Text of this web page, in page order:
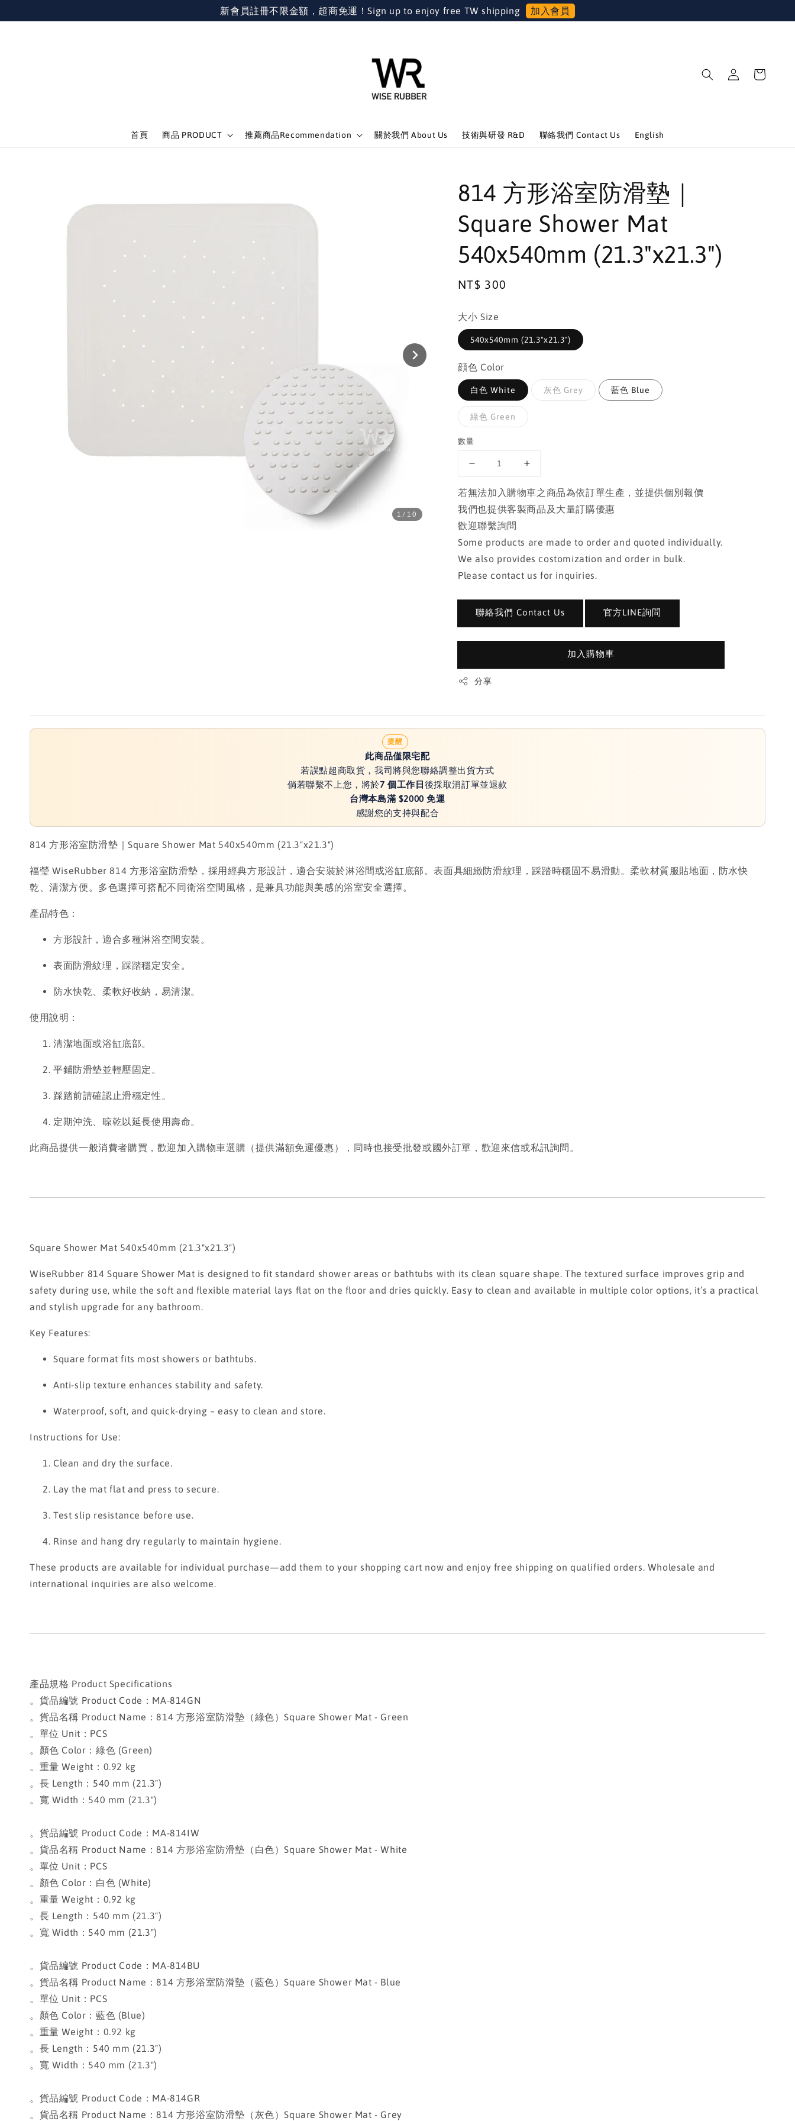
新會員註冊不限金額，超商免運！Sign up to enjoy free TW shipping 加入會員
首頁 商品 PRODUCT 推薦商品Recommendation 關於我們 About Us 技術與研發 R&D 聯絡我們 Contact Us English
1 /10
814 方形浴室防滑墊｜
Square Shower Mat
540x540mm (21.3"x21.3")
Regular
NT$ 300
大小 Size
540x540mm (21.3"x21.3")
顔色 Color
白色 White 灰色 Grey 藍色 Blue
綠色 Green
數量
若無法加入購物車之商品為依訂單生產，並提供個別報價
我們也提供客製商品及大量訂購優惠
歡迎聯繫詢問
Some products are made to order and quoted individually.
We also provides costomization and order in bulk.
Please contact us for inquiries.
聯絡我們 Contact Us 官方LINE詢問
加入購物車
分享
提醒
此商品僅限宅配
若誤點超商取貨，我司將與您聯絡調整出貨方式
倘若聯繫不上您，將於7 個工作日 後採取消訂單並退款
台灣本島滿 $2000 免運
感謝您的支持與配合
814 方形浴室防滑墊｜Square Shower Mat 540x540mm (21.3"x21.3")
福瑩 WiseRubber 814 方形浴室防滑墊，採用經典方形設計，適合安裝於淋浴間或浴缸底部。表面具細緻防滑紋理，踩踏時穩固不易滑動。柔軟材質服貼地面，防水快
乾、清潔方便。多色選擇可搭配不同衛浴空間風格，是兼具功能與美感的浴室安全選擇。
產品特色：
方形設計，適合多種淋浴空間安裝。
表面防滑紋理，踩踏穩定安全。
防水快乾、柔軟好收納，易清潔。
使用說明：
清潔地面或浴缸底部。
平鋪防滑墊並輕壓固定。
踩踏前請確認止滑穩定性。
定期沖洗、晾乾以延長使用壽命。
此商品提供一般消費者購買，歡迎加入購物車選購（提供滿額免運優惠），同時也接受批發或國外訂單，歡迎來信或私訊詢問。
Square Shower Mat 540x540mm (21.3"x21.3")
WiseRubber 814 Square Shower Mat is designed to fit standard shower areas or bathtubs with its clean square shape. The textured surface improves grip and
safety during use, while the soft and flexible material lays flat on the floor and dries quickly. Easy to clean and available in multiple color options, it’s a practical
and stylish upgrade for any bathroom.
Key Features:
Square format fits most showers or bathtubs.
Anti-slip texture enhances stability and safety.
Waterproof, soft, and quick-drying – easy to clean and store.
Instructions for Use:
Clean and dry the surface.
Lay the mat flat and press to secure.
Test slip resistance before use.
Rinse and hang dry regularly to maintain hygiene.
These products are available for individual purchase—add them to your shopping cart now and enjoy free shipping on qualified orders. Wholesale and
international inquiries are also welcome.
產品規格 Product Specifications
。貨品編號 Product Code：MA-814GN
。貨品名稱 Product Name：814 方形浴室防滑墊（綠色）Square Shower Mat - Green
。單位 Unit：PCS
。顏色 Color：綠色 (Green)
。重量 Weight：0.92 kg
。長 Length：540 mm (21.3")
。寬 Width：540 mm (21.3")
。貨品編號 Product Code：MA-814IW
。貨品名稱 Product Name：814 方形浴室防滑墊（白色）Square Shower Mat - White
。單位 Unit：PCS
。顏色 Color：白色 (White)
。重量 Weight：0.92 kg
。長 Length：540 mm (21.3")
。寬 Width：540 mm (21.3")
。貨品編號 Product Code：MA-814BU
。貨品名稱 Product Name：814 方形浴室防滑墊（藍色）Square Shower Mat - Blue
。單位 Unit：PCS
。顏色 Color：藍色 (Blue)
。重量 Weight：0.92 kg
。長 Length：540 mm (21.3")
。寬 Width：540 mm (21.3")
。貨品編號 Product Code：MA-814GR
。貨品名稱 Product Name：814 方形浴室防滑墊（灰色）Square Shower Mat - Grey